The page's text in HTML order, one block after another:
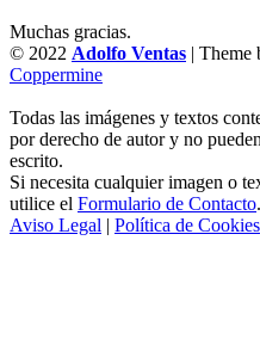
Muchas gracias.
© 2022 Adolfo Ventas | Theme
Coppermine
Todas las imágenes y textos
por derecho de autor y no
escrito.
Si necesita cualquier imagen o
utilice el Formulario de Contacto
Aviso Legal | Política de Cookies